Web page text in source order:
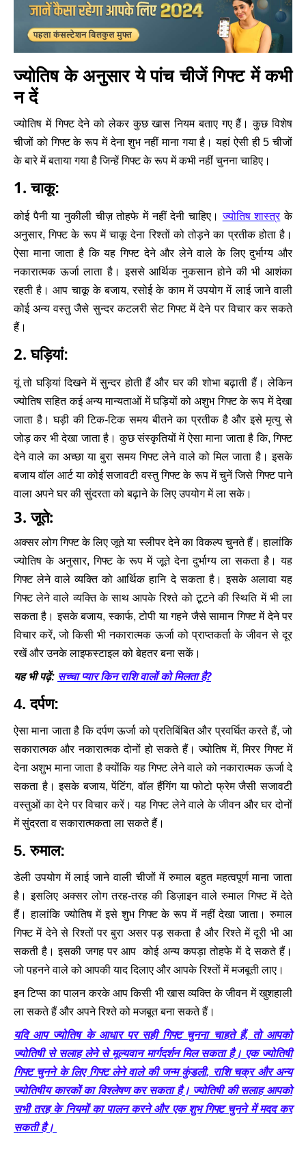
ज्योतिष के अनुसार ये पांच चीजें गिफ्ट में कभी
न दें
ज्योतिष में गिफ्ट देने को लेकर कुछ खास नियम बताए गए हैं। कुछ विशेष
चीजों को गिफ्ट के रूप में देना शुभ नहीं माना गया है। यहां ऐसी ही 5 चीजों
के बारे में बताया गया है जिन्हें गिफ्ट के रूप में कभी नहीं चुनना चाहिए।
1.चाकू:
कोई पैनी या नुकीली चीज़ तोहफे में नहीं देनी चाहिए। ज्योतिष शास्त्रके
अनुसार, गिफ्ट के रूप में चाकू देना रिश्तों को तोड़ने का प्रतीक होता है।
ऐसा माना जाता है कि यह गिफ्ट देने और लेने वाले के लिए दुर्भाग्य और
नकारात्मक ऊर्जा लाता है। इससे आर्थिक नुकसान होने की भी आशंका
रहती है। आप चाकू के बजाय, रसोई के काम में उपयोग में लाई जाने वाली
कोई अन्य वस्तु जैसे सुन्दर कटलरी सेट गिफ्ट में देने पर विचार कर सकते
हैं।
2.घड़ियां:
यूं तो घड़ियां दिखने में सुन्दर होती हैं और घर की शोभा बढ़ाती हैं। लेकिन
ज्योतिष सहित कई अन्य मान्यताओं में घड़ियों को अशुभ गिफ्ट के रूप में देखा
जाता है। घड़ी की टिक-टिक समय बीतने का प्रतीक है और इसे मृत्यु से
जोड़ कर भी देखा जाता है। कुछ संस्कृतियों में ऐसा माना जाता है कि, गिफ्ट
देने वाले का अच्छा या बुरा समय गिफ्ट लेने वाले को मिल जाता है। इसके
बजाय वॉल आर्ट या कोई सजावटी वस्तु गिफ्ट के रूप में चुनें जिसे गिफ्ट पाने
वाला अपने घर की सुंदरता को बढ़ाने के लिए उपयोग में ला सके।
3. जूते:
अक्सर लोग गिफ्ट के लिए जूते या स्लीपर देने का विकल्प चुनते हैं। हालांकि
ज्योतिष के अनुसार, गिफ्ट के रूप में जूते देना दुर्भाग्य ला सकता है। यह
गिफ्ट लेने वाले व्यक्ति को आर्थिक हानि दे सकता है। इसके अलावा यह
गिफ्ट लेने वाले व्यक्ति के साथ आपके रिश्ते को टूटने की स्थिति में भी ला
सकता है। इसके बजाय, स्कार्फ, टोपी या गहने जैसे सामान गिफ्ट में देने पर
विचार करें, जो किसी भी नकारात्मक ऊर्जा को प्राप्तकर्ता के जीवन से दूर
रखें और उनके लाइफस्टाइल को बेहतर बना सकें।
यह भी पढ़ें: सच्चा प्यार किन राशि वालों को मिलता है?
4. दर्पण:
ऐसा माना जाता है कि दर्पण ऊर्जा को प्रतिबिंबित और प्रवर्धित करते हैं, जो
सकारात्मक और नकारात्मक दोनों हो सकते हैं। ज्योतिष में, मिरर गिफ्ट में
देना अशुभ माना जाता है क्योंकि यह गिफ्ट लेने वाले को नकारात्मक ऊर्जा दे
सकता है। इसके बजाय, पेंटिंग, वॉल हैंगिंग या फोटो फ्रेम जैसी सजावटी
वस्तुओं का देने पर विचार करें। यह गिफ्ट लेने वाले के जीवन और घर दोनों
में सुंदरता व सकारात्मकता ला सकते हैं।
5. रुमाल:
डेली उपयोग में लाई जाने वाली चीजों में रुमाल बहुत महत्वपूर्ण माना जाता
है। इसलिए अक्सर लोग तरह-तरह की डिज़ाइन वाले रुमाल गिफ्ट में देते
हैं। हालांकि ज्योतिष में इसे शुभ गिफ्ट के रूप में नहीं देखा जाता। रुमाल
गिफ्ट में देने से रिश्तों पर बुरा असर पड़ सकता है और रिश्ते में दूरी भी आ
सकती है। इसकी जगह पर आप कोई अन्य कपड़ा तोहफे में दे सकते हैं।
जो पहनने वाले को आपकी याद दिलाए और आपके रिश्तों में मजबूती लाए।
इन टिप्स का पालन करके आप किसी भी खास व्यक्ति के जीवन में खुशहाली
ला सकते हैं और अपने रिश्ते को मजबूत बना सकते हैं।
यदि आप ज्योतिष के आधार पर सही गिफ्ट चुनना चाहते हैं, तो आपको
ज्योतिषी से सलाह लेने से मूल्यवान मार्गदर्शन मिल सकता है। एक ज्योतिषी
गिफ्ट चुनने के लिए गिफ्ट लेने वाले की जन्म कुंडली, राशि चक्र और अन्य
ज्योतिषीय कारकों का विश्लेषण कर सकता है। ज्योतिषी की सलाह आपको
सभी तरह के नियमों का पालन करने और एक शुभ गिफ्ट चुनने में मदद कर
सकती है।